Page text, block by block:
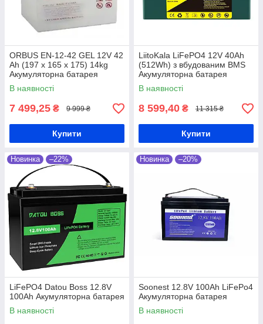
ORBUS EN-12-42 GEL 12V 42
Ah (197 x 165 x 175) 14kg
Акумуляторна батарея
В наявності
7 499,25 ₴ 9 999 ₴
Купити
LiitoKala LiFePO4 12V 40Ah
(512Wh) з вбудованим BMS
Акумуляторна батарея
В наявності
8 599,40 ₴ 11 315 ₴
Купити
Новинка –22%
LiFePO4 Datou Boss 12.8V
100Ah Акумуляторна батарея
В наявності
Новинка –20%
Soonest 12.8V 100Ah LiFePo4
Акумуляторна батарея
В наявності